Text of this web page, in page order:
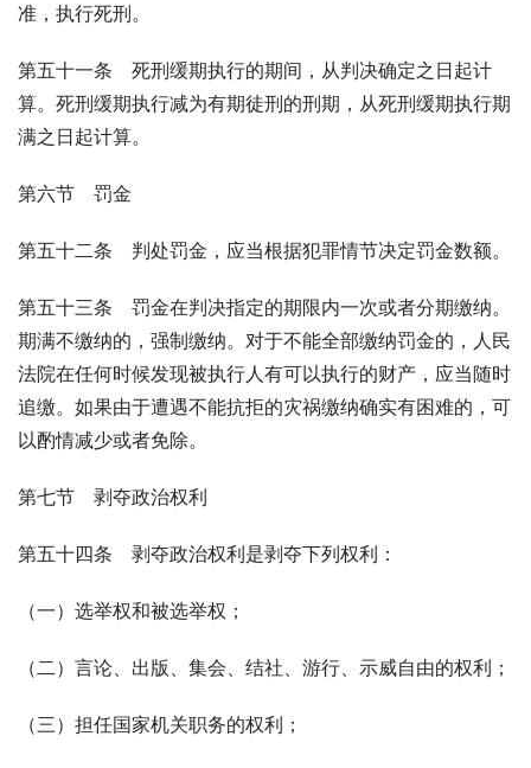
准，执行死刑。
第五十一条　死刑缓期执行的期间，从判决确定之日起计
算。死刑缓期执行减为有期徒刑的刑期，从死刑缓期执行期
满之日起计算。
第六节　罚金
第五十二条　判处罚金，应当根据犯罪情节决定罚金数额。
第五十三条　罚金在判决指定的期限内一次或者分期缴纳。
期满不缴纳的，强制缴纳。对于不能全部缴纳罚金的，人民
法院在任何时候发现被执行人有可以执行的财产，应当随时
追缴。如果由于遭遇不能抗拒的灾祸缴纳确实有困难的，可
以酌情减少或者免除。
第七节　剥夺政治权利
第五十四条　剥夺政治权利是剥夺下列权利：
（一）选举权和被选举权；
（二）言论、出版、集会、结社、游行、示威自由的权利；
（三）担任国家机关职务的权利；